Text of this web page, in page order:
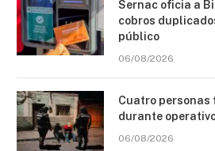
Sernac oficia a
cobros
público
06/08/2026
Cuatro personas
durante
06/08/2026